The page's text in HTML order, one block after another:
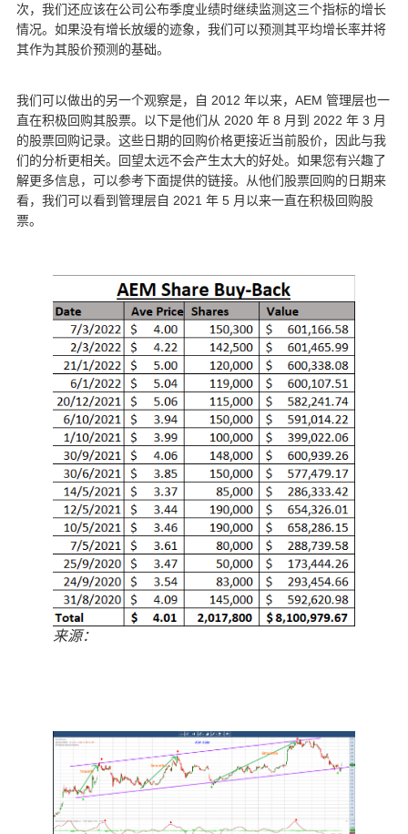
次，我们还应该在公司公布季度业绩时继续监测这三个指标的增长
情况。如果没有增长放缓的迹象，我们可以预测其平均增长率并将
其作为其股价预测的基础。
我们可以做出的另一个观察是，自 2012 年以来，AEM 管理层也一
直在积极回购其股票。以下是他们从 2020 年 8 月到 2022 年 3 月
的股票回购记录。这些日期的回购价格更接近当前股价，因此与我
们的分析更相关。回望太远不会产生太大的好处。如果您有兴趣了
解更多信息，可以参考下面提供的链接。从他们股票回购的日期来
看，我们可以看到管理层自 2021 年 5 月以来一直在积极回购股
票。
来源：